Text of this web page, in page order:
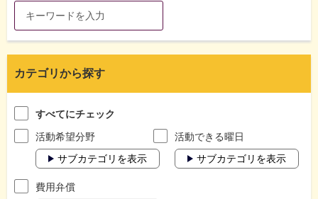
カテゴリから探す
すべてにチェック
活動希望分野
サブカテゴリを表示
活動できる曜日
サブカテゴリを表示
費用弁償